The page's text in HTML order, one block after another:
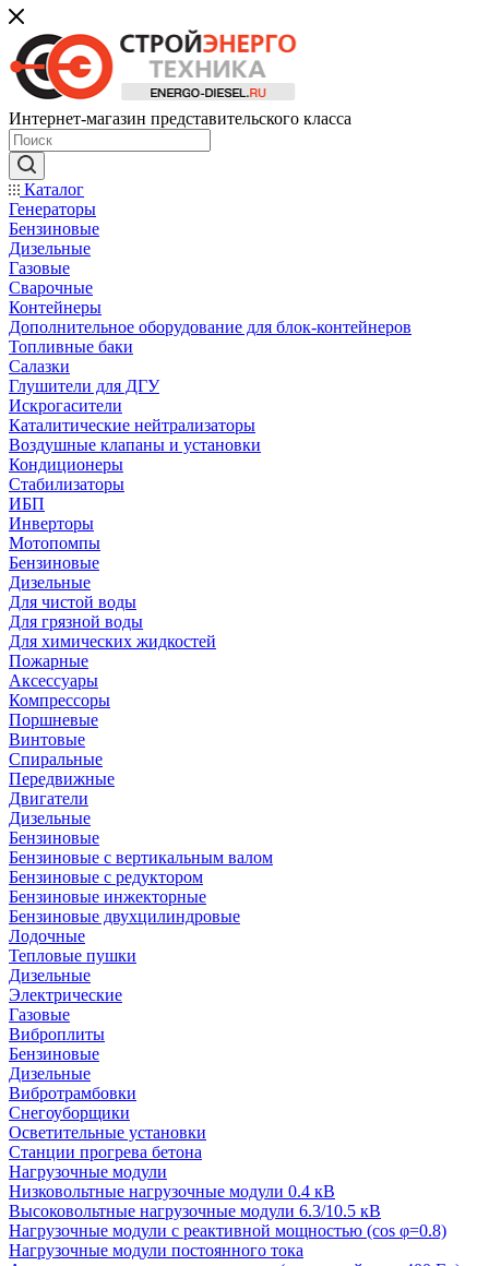
Интернет-магазин представительского класса
Каталог
Генераторы
Бензиновые
Дизельные
Газовые
Сварочные
Контейнеры
Дополнительное оборудование для блок-контейнеров
Топливные баки
Салазки
Глушители для ДГУ
Искрогасители
Каталитические нейтрализаторы
Воздушные клапаны и установки
Кондиционеры
Стабилизаторы
ИБП
Инверторы
Мотопомпы
Бензиновые
Дизельные
Для чистой воды
Для грязной воды
Для химических жидкостей
Пожарные
Аксессуары
Компрессоры
Поршневые
Винтовые
Спиральные
Передвижные
Двигатели
Дизельные
Бензиновые
Бензиновые с вертикальным валом
Бензиновые с редуктором
Бензиновые инжекторные
Бензиновые двухцилиндровые
Лодочные
Тепловые пушки
Дизельные
Электрические
Газовые
Виброплиты
Бензиновые
Дизельные
Вибротрамбовки
Снегоуборщики
Осветительные установки
Станции прогрева бетона
Нагрузочные модули
Низковольтные нагрузочные модули 0.4 кВ
Высоковольтные нагрузочные модули 6.3/10.5 кВ
Нагрузочные модули с реактивной мощностью (cos φ=0.8)
Нагрузочные модули постоянного тока